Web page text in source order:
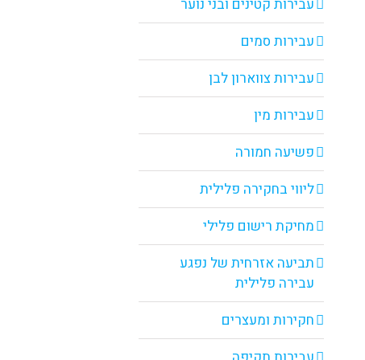
עבירות קטינים ובני נוער
עבירות סמים
עבירות צווארון לבן
עבירות מין
פשיעה חמורה
ליווי בחקירה פלילית
מחיקת רישום פלילי
תביעה אזרחית של נפגע
עבירה פלילית
חקירות ומעצרים